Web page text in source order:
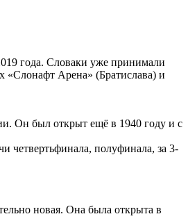
года. Словаки уже принимали
«Слонафт Арена» (Братислава) и
Он был открыт ещё в 1940 году и с
полуфинала, за 3-
новая. Она была открыта в